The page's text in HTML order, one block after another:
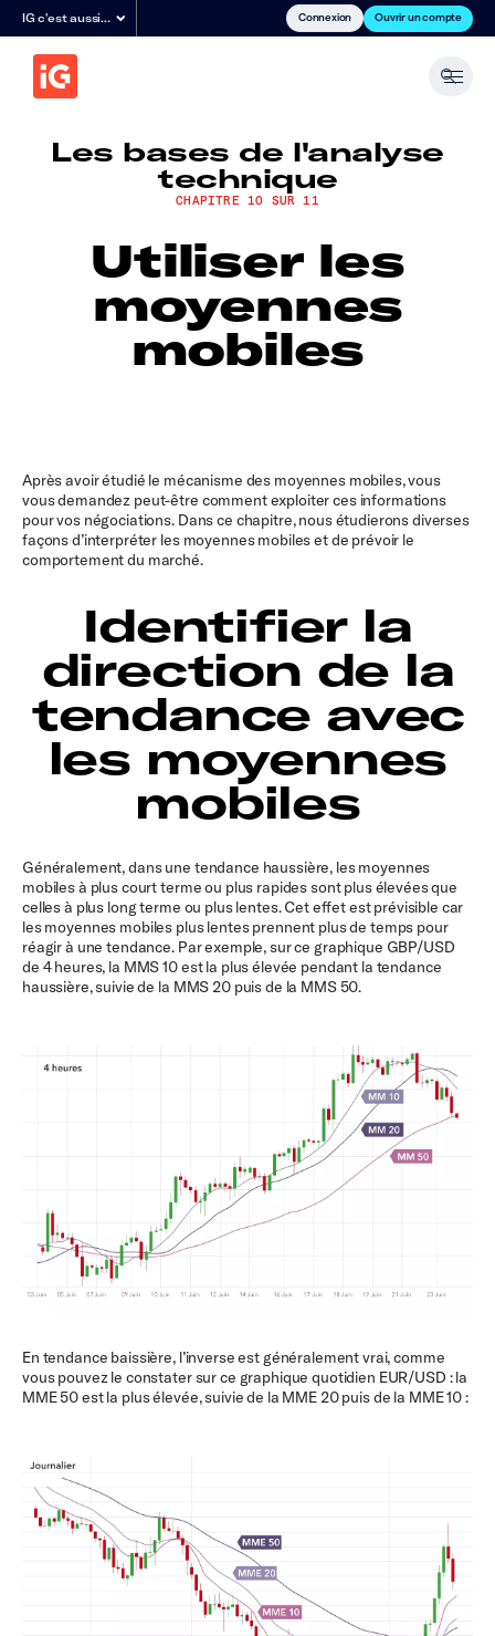
IG c'est aussi… Connexion Ouvrir un compte
Les bases de l'analyse
technique
CHAPITRE 10 SUR 11
Utiliser les
moyennes
mobiles
Après avoir étudié le mécanisme des moyennes mobiles, vous
vous demandez peut-être comment exploiter ces informations
pour vos négociations. Dans ce chapitre, nous étudierons diverses
façons d’interpréter les moyennes mobiles et de prévoir le
comportement du marché.
Identifier la
direction de la
tendance avec
les moyennes
mobiles
Généralement, dans une tendance haussière, les moyennes
mobiles à plus court terme ou plus rapides sont plus élevées que
celles à plus long terme ou plus lentes. Cet effet est prévisible car
les moyennes mobiles plus lentes prennent plus de temps pour
réagir à une tendance. Par exemple, sur ce graphique GBP/USD
de 4 heures, la MMS 10 est la plus élevée pendant la tendance
haussière, suivie de la MMS 20 puis de la MMS 50.
En tendance baissière, l’inverse est généralement vrai, comme
vous pouvez le constater sur ce graphique quotidien EUR/USD : la
MME 50 est la plus élevée, suivie de la MME 20 puis de la MME 10 :